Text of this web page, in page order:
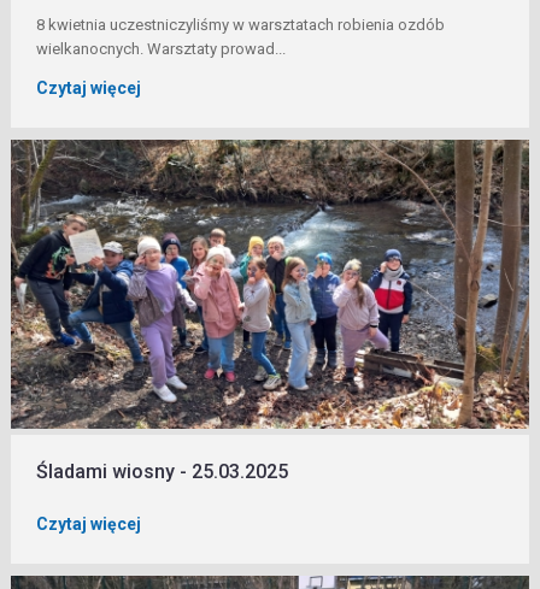
8 kwietnia uczestniczyliśmy w warsztatach robienia ozdób
wielkanocnych. Warsztaty prowad...
Czytaj więcej
Śladami wiosny - 25.03.2025
Czytaj więcej